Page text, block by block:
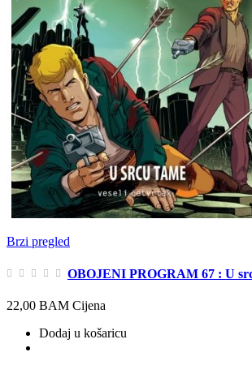
Brzi pregled
OBOJENI PROGRAM 67 : U
22,00 BAM Cijena
Dodaj u košaricu